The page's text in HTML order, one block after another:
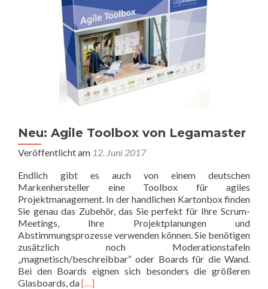
Neu: Agile Toolbox von Legamaster
Veröffentlicht am 12. Juni 2017
Endlich gibt es auch von einem deutschen
Markenhersteller eine Toolbox für agiles
Projektmanagement. In der handlichen Kartonbox finden
Sie genau das Zubehör, das Sie perfekt für Ihre Scrum-
Meetings, Ihre Projektplanungen und
Abstimmungsprozesse verwenden können. Sie benötigen
zusätzlich noch Moderationstafeln
„magnetisch/beschreibbar“ oder Boards für die Wand.
Bei den Boards eignen sich besonders die größeren
Glasboards, daRead
[…]